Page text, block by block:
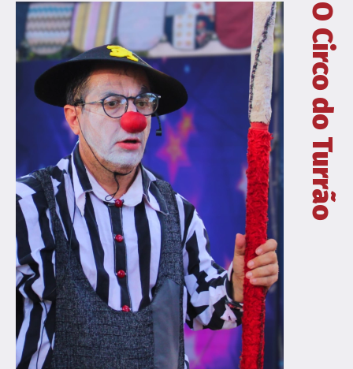
O Circo do Turrão